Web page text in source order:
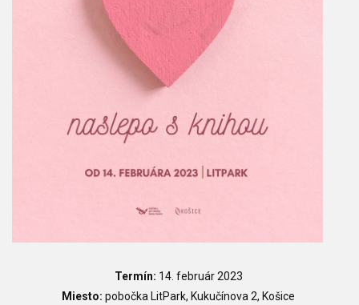
Termín: 14. február 2023
Miesto: pobočka LitPark, Kukučínova 2, Košice